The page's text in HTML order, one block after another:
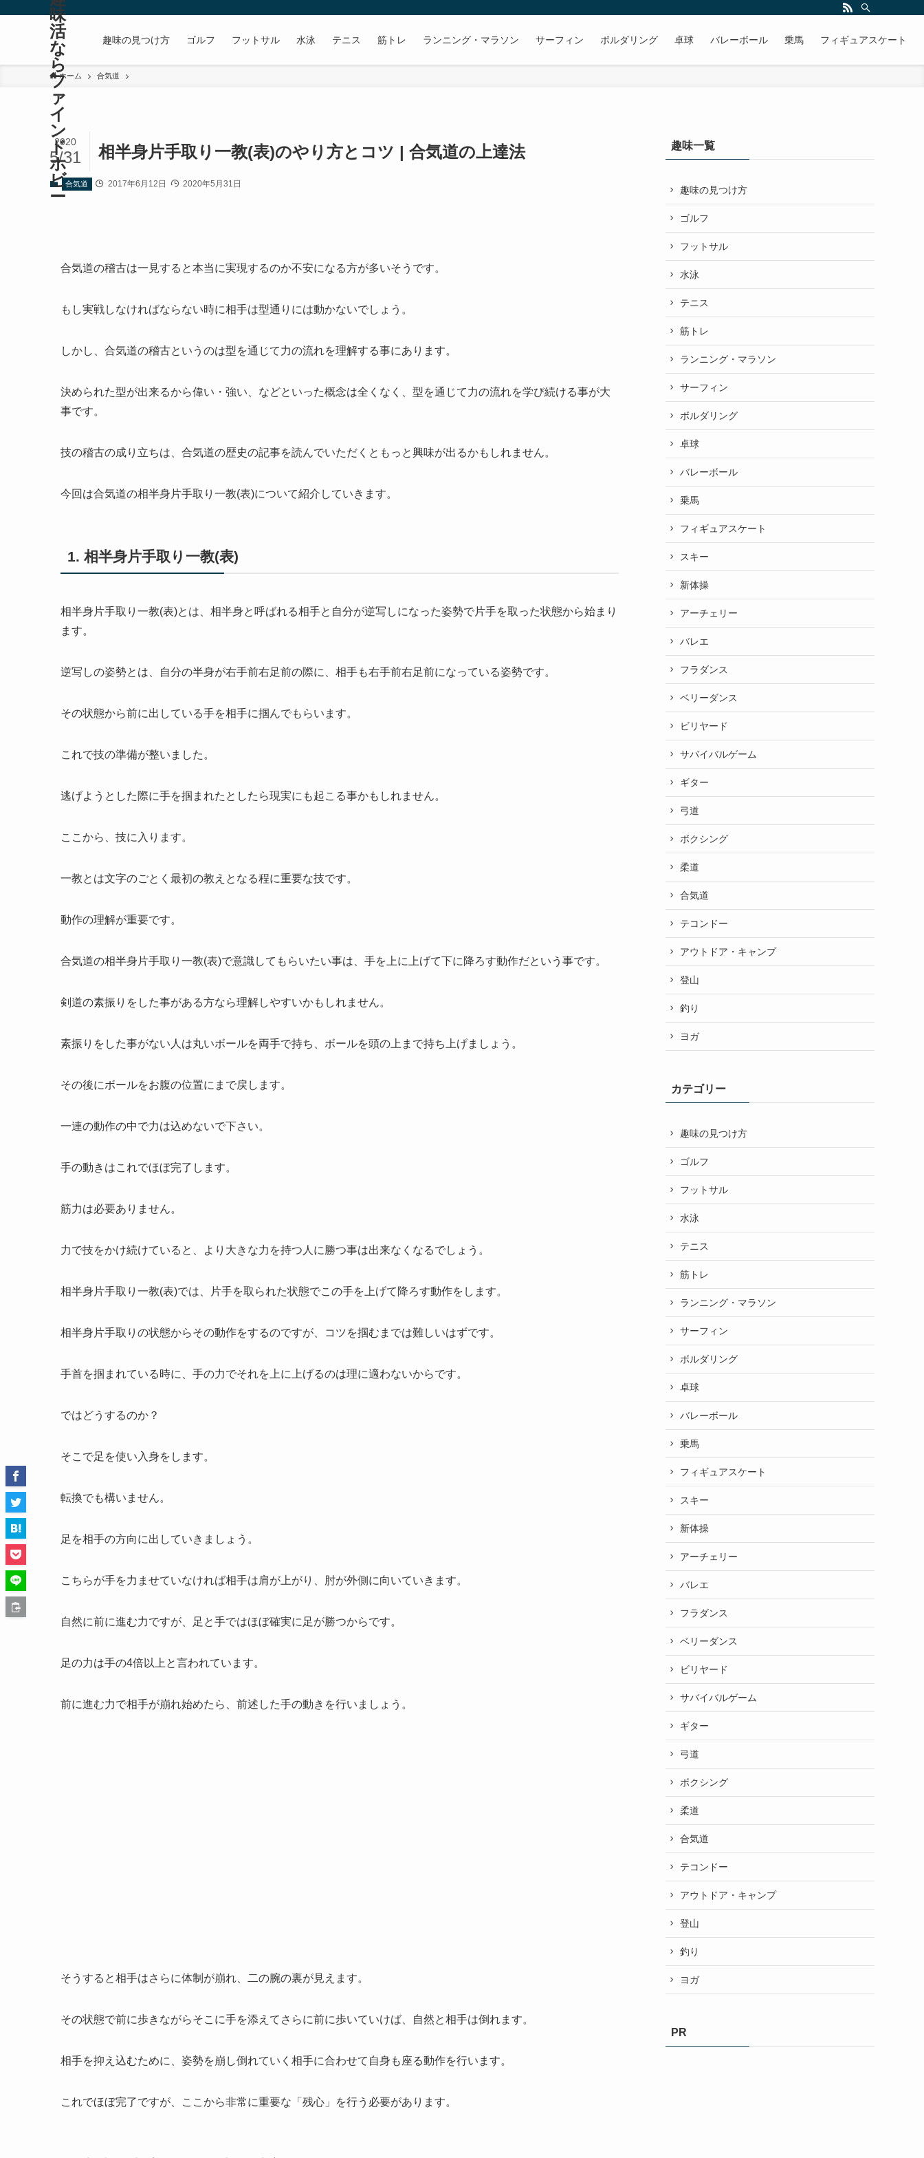
味
活
な
ら
フ
ァ
イ
ン
ド
ホ
ビ
ー
趣味の見つけ方 ゴルフ フットサル 水泳 テニス 筋トレ ランニング・マラソン サーフィン ボルダリング 卓球 バレーボール 乗馬 フィギュアスケート
ホーム 合気道
相半身片手取り一教(表)のやり方とコツ | 合気道の上達法
2020
5/31
合気道 2017年6月12日 2020年5月31日
合気道の稽古は一見すると本当に実現するのか不安になる方が多いそうです。
もし実戦しなければならない時に相手は型通りには動かないでしょう。
しかし、合気道の稽古というのは型を通じて力の流れを理解する事にあります。
決められた型が出来るから偉い・強い、などといった概念は全くなく、型を通じて力の流れを学び続ける事が大
事です。
技の稽古の成り立ちは、合気道の歴史の記事を読んでいただくともっと興味が出るかもしれません。
今回は合気道の相半身片手取り一教(表)について紹介していきます。
1. 相半身片手取り一教(表)
相半身片手取り一教(表)とは、相半身と呼ばれる相手と自分が逆写しになった姿勢で片手を取った状態から始まり
ます。
逆写しの姿勢とは、自分の半身が右手前右足前の際に、相手も右手前右足前になっている姿勢です。
その状態から前に出している手を相手に掴んでもらいます。
これで技の準備が整いました。
逃げようとした際に手を掴まれたとしたら現実にも起こる事かもしれません。
ここから、技に入ります。
一教とは文字のごとく最初の教えとなる程に重要な技です。
動作の理解が重要です。
合気道の相半身片手取り一教(表)で意識してもらいたい事は、手を上に上げて下に降ろす動作だという事です。
剣道の素振りをした事がある方なら理解しやすいかもしれません。
素振りをした事がない人は丸いボールを両手で持ち、ボールを頭の上まで持ち上げましょう。
その後にボールをお腹の位置にまで戻します。
一連の動作の中で力は込めないで下さい。
手の動きはこれでほぼ完了します。
筋力は必要ありません。
力で技をかけ続けていると、より大きな力を持つ人に勝つ事は出来なくなるでしょう。
相半身片手取り一教(表)では、片手を取られた状態でこの手を上げて降ろす動作をします。
相半身片手取りの状態からその動作をするのですが、コツを掴むまでは難しいはずです。
手首を掴まれている時に、手の力でそれを上に上げるのは理に適わないからです。
ではどうするのか？
そこで足を使い入身をします。
転換でも構いません。
足を相手の方向に出していきましょう。
こちらが手を力ませていなければ相手は肩が上がり、肘が外側に向いていきます。
自然に前に進む力ですが、足と手ではほぼ確実に足が勝つからです。
足の力は手の4倍以上と言われています。
前に進む力で相手が崩れ始めたら、前述した手の動きを行いましょう。
そうすると相手はさらに体制が崩れ、二の腕の裏が見えます。
その状態で前に歩きながらそこに手を添えてさらに前に歩いていけば、自然と相手は倒れます。
相手を抑え込むために、姿勢を崩し倒れていく相手に合わせて自身も座る動作を行います。
これでほぼ完了ですが、ここから非常に重要な「残心」を行う必要があります。
趣味一覧
趣味の見つけ方
ゴルフ
フットサル
水泳
テニス
筋トレ
ランニング・マラソン
サーフィン
ボルダリング
卓球
バレーボール
乗馬
フィギュアスケート
スキー
新体操
アーチェリー
バレエ
フラダンス
ベリーダンス
ビリヤード
サバイバルゲーム
ギター
弓道
ボクシング
柔道
合気道
テコンドー
アウトドア・キャンプ
登山
釣り
ヨガ
カテゴリー
趣味の見つけ方
ゴルフ
フットサル
水泳
テニス
筋トレ
ランニング・マラソン
サーフィン
ボルダリング
卓球
バレーボール
乗馬
フィギュアスケート
スキー
新体操
アーチェリー
バレエ
フラダンス
ベリーダンス
ビリヤード
サバイバルゲーム
ギター
弓道
ボクシング
柔道
合気道
テコンドー
アウトドア・キャンプ
登山
釣り
ヨガ
PR